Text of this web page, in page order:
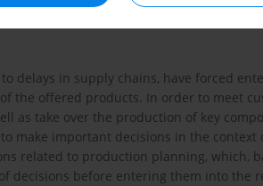
delays in supply chains, have forced
the offered products. In order to meet
as take over the production of key
make important decisions in the
related to production planning, which,
decisions before entering them into the